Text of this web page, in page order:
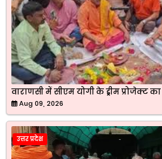
वाराणसी में सीएम योगी के ड्रीम प्रोजेक्ट
Aug 09, 2026
उत्तर प्रदेश